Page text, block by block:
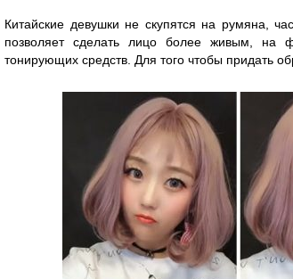
Китайские девушки не скупятся на румяна,
позволяет сделать лицо более живым, на
тонирующих средств. Для того чтобы придать